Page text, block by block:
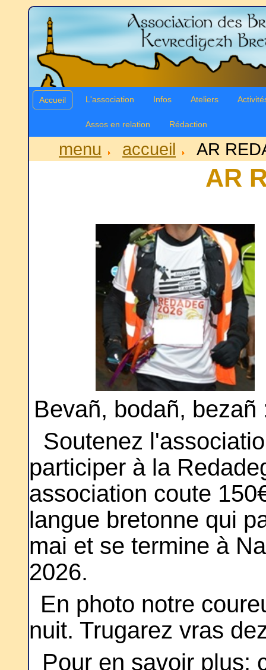
Accueil L'association Infos Ateliers
Assos en relation Rédaction
menu accueil AR
AR
Bevañ, bodañ,
Soutenez
participer à la
association coute
langue bretonne qui
mai et se termine à
2026.
En photo notre
nuit. Trugarez vras
Pour en savoir plus: